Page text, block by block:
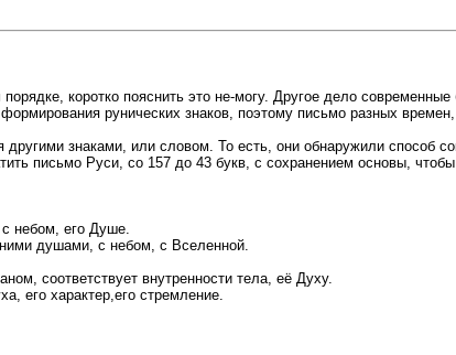
коротко пояснить это не-могу. Другое дело
рунических знаков, поэтому письмо разных
другими знаками, или словом. То есть, они обнаружили
письмо Руси, со 157 до 43 букв, с сохранением основы,
с небом, его Душе.
душами, с небом, с Вселенной.
соответствует внутренности тела, её Духу.
его характер,его стремление.